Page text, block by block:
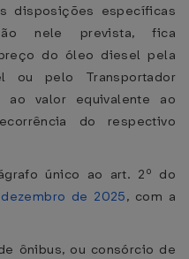
disposições específicas
nele prevista, fica
do óleo diesel pela
ou pelo Transportador
ao valor equivalente ao
do respectivo
único ao art. 2º do
de 2025, com a
ônibus, ou consórcio de